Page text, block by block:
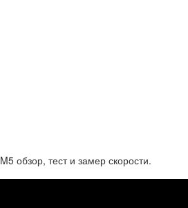
обзор, тест и замер скорости.